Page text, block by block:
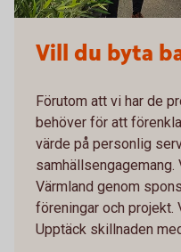
Vill du byta
Förutom att vi har de
behöver för att
värde på personlig
Värmland genom
föreningar och projekt.
Upptäck skillnaden